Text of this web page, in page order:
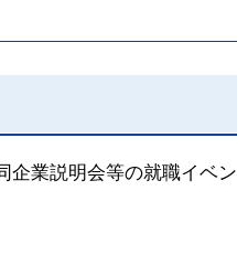
業説明会等の就職イベ